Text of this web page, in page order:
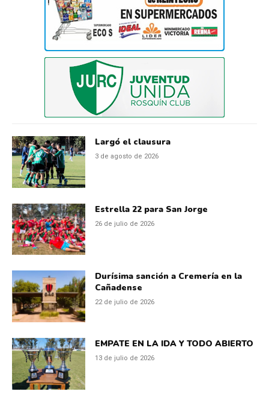
Largó el clausura
3 de agosto de 2026
Estrella 22 para San Jorge
26 de julio de 2026
Durísima sanción a Cremería en la
Cañadense
22 de julio de 2026
EMPATE EN LA IDA Y TODO ABIERTO
13 de julio de 2026